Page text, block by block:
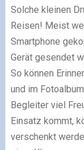
Solche kleinen
Reisen! Meist
Smartphone
Gerät gesendet
So können
und im
Begleiter viel
Einsatz kommt,
verschenkt